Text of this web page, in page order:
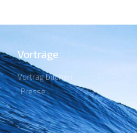
Vorträge
Vortrag buchen
Presse